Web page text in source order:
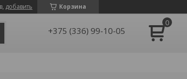
Корзина
добавить
+375 (336) 99-10-05